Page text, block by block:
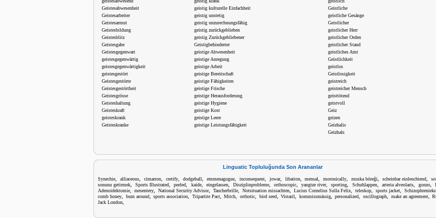
Geistesabwesenheit
Geistesarbeiter
Geistesarmut
Geistesbildung
Geistesblitz
Geistesgabe
Geistesgegenwart
geistesgegenwärtig
geistesgegenwärtigkeit
geistesgestört
Geistesgestörte
Geistesgestörtheit
Geistesgrösse
Geisteshaltung
Geisteskraft
geisteskrank
Geisteskranke
geistig kulturelle Einfachheit
geistig unstetig
geistig unzurechnungsfähig
geistig zurückgeblieben
geistig Zurückgebliebener
Geistigbehinderter
geistige Abwesenheit
geistige Anregung
geistige Arbeit
geistige Bereitschaft
geistige Fähigkeiten
geistige Frische
geistige Herausforderung
geistige Hygiene
geistige Kost
geistige Leere
geistige Leistungsfähigkeit
Geistliche
geistliche Gesänge
Geistlicher
geistlicher Herr
geistlicher Orden
geistlicher Stand
geistliches Amt
Geistlichkeit
geistlos
Geistlosigkeit
geistreich
geistreicher Mensch
geisttötend
geistvoll
Geiz
geizen
Geizhalis
Geizhals
Linguatic Topluluğunda Son Arananlar
Synechie alliaceous, cimarron, cretify, dodgeball emmenagogue, inconsequent, jowar, libation,mensal ,moronically ,muska böreği ,scheinbar einleuchtend ,
sonunu getirmek ,Sports Illustrated ,peeled kaide, eingelassen, Disziplinprobleme,orthoscopic ,yangtze river,sporting Schuhlappen, arteria alveolaris, gonzo,
Adenoidektomie mesentery National Security Advisor, Taucherbrille Notsituation missachten Lucius Cornelius Sulla Felix teleskop sports jacket
comb honey bum around,sports association Tripartite Pact,Mitch orthotic, bird seed,Vistaril kommissmässig,personalized oscillograph, make an agreement,
Jack London